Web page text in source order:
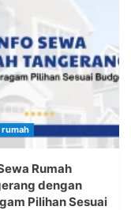
Rumah
dengan
Pilihan Sesuai